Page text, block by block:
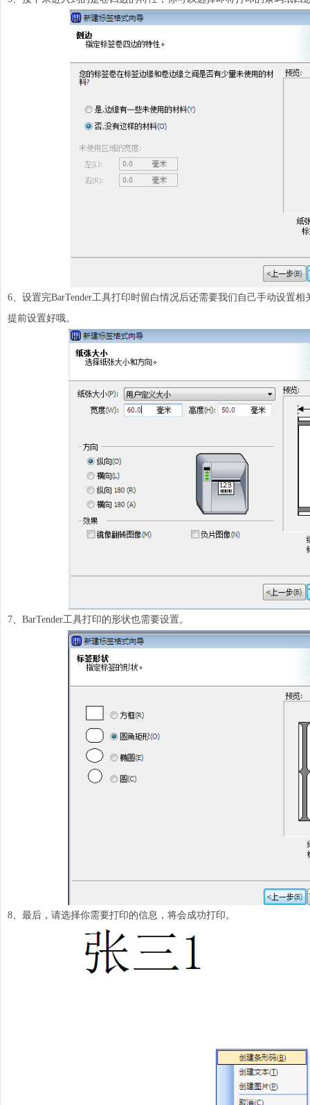
6、设置完BarTender工具打印时留白情况后还需要我们自己手动设置
提前设置好哦。
7、BarTender工具打印的形状也需要设置。
8、最后，请选择你需要打印的信息，将会成功打印。